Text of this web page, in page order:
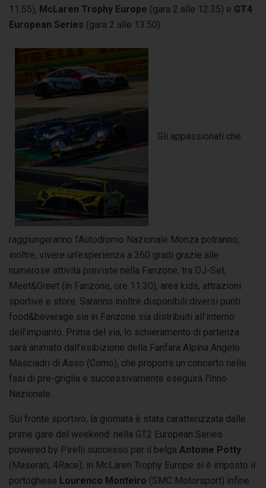
11.55), McLaren Trophy Europe (gara 2 alle 12.35) e GT4
European Series (gara 2 alle 13.50).
Gli appassionati che
raggiungeranno l’Autodromo Nazionale Monza potranno,
inoltre, vivere un’esperienza a 360 gradi grazie alle
numerose attività previste nella Fanzone, tra DJ-Set,
Meet&Greet (in Fanzone, ore 11.30), area kids, attrazioni
sportive e store. Saranno inoltre disponibili diversi punti
food&beverage sia in Fanzone sia distribuiti all’interno
dell’impianto. Prima del via, lo schieramento di partenza
sarà animato dall’esibizione della Fanfara Alpina Angelo
Masciadri di Asso (Como), che proporrà un concerto nelle
fasi di pre-griglia e successivamente eseguirà l’Inno
Nazionale.
Sul fronte sportivo, la giornata è stata caratterizzata dalle
prime gare del weekend: nella GT2 European Series
powered by Pirelli successo per il belga Antoine Potty
(Maserati, 4Race); in McLaren Trophy Europe si è imposto il
portoghese Lourenco Monteiro (SMC Motorsport) infine